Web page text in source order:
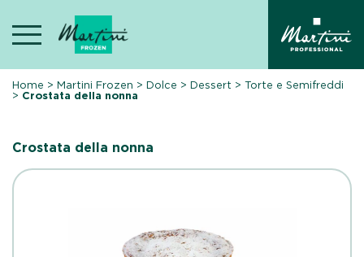
content
Home >Martini Frozen >Dolce >Dessert >Torte e Semifreddi
> Crostata della nonna
Crostata della nonna